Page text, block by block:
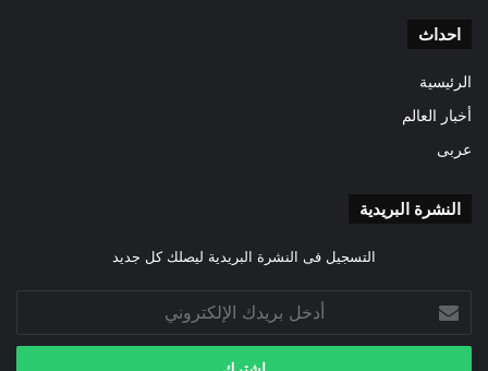
احداث
الرئيسية
أخبار العالم
عربى
النشرة البريدية
التسجيل فى النشرة البريدية ليصلك كل جديد
بريدك
الإلكتروني